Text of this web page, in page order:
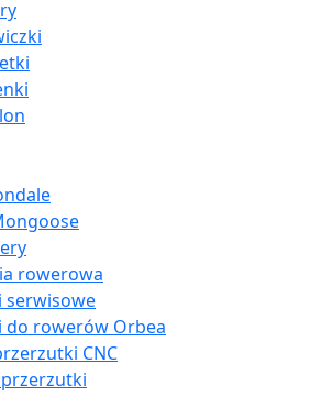
rowerowa
serwisowe
do rowerów Orbea
CNC
przerzutki